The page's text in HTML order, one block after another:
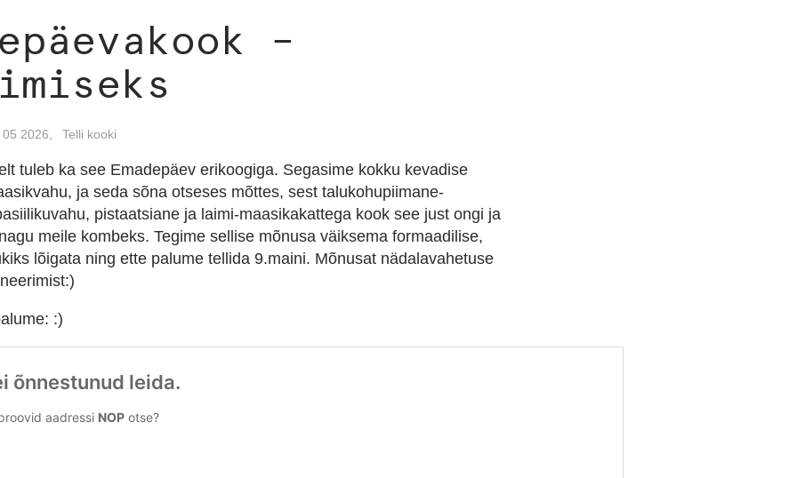
–
2026, Telli kooki
tuleb ka see Emadepäev erikoogiga. Segasime kokku kevadise
ja seda sõna otseses mõttes, sest talukohupiimane-
pistaatsiane ja laimi-maasikakattega kook see just ongi ja
meile kombeks. Tegime sellise mõnusa väiksema formaadilise,
lõigata ning ette palume tellida 9.maini. Mõnusat nädalavahetuse
:)